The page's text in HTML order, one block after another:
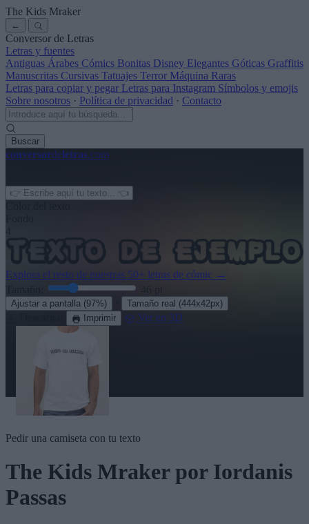
The Kids Mraker
←
Conversor de Letras
Letras y fuentes
Antiguas Árabes Cómics Bonitas Disney Elegantes Góticas Graffitis
Manuscritas Cursivas Tatuajes Terror Máquina Raras
Letras para copiar y pegar Letras para Instagram Símbolos y emojis
Sobre nosotros · Política de privacidad · Contacto
Buscar
conversordeletras.com
Explora el resto de nuestras 50+ letras de cómic →
Ajustar a pantalla (97%) Tamaño real (444x42px)
Imprimir Ver en 3D
Pedir una camiseta con tu texto
The Kids Mrakerpor Iordanis
Passas